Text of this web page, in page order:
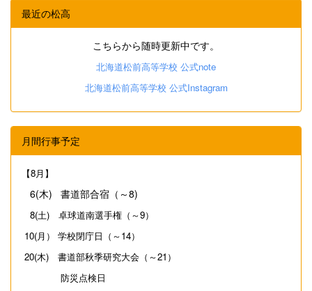
最近の松高
こちらから随時更新中です。
北海道松前高等学校 公式note
北海道松前高等学校 公式Instagram
月間行事予定
【8月】
6(木) 書道部合宿（～8)
8(土) 卓球道南選手権（～9）
10(月） 学校閉庁日（～14）
20(木) 書道部秋季研究大会（～21）
防災点検日